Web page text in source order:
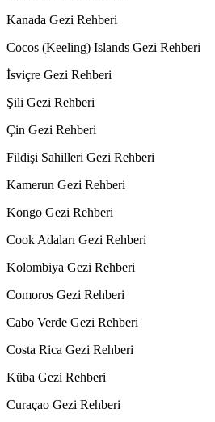
Kanada Gezi Rehberi
Cocos (Keeling) Islands Gezi Rehberi
İsviçre Gezi Rehberi
Şili Gezi Rehberi
Çin Gezi Rehberi
Fildişi Sahilleri Gezi Rehberi
Kamerun Gezi Rehberi
Kongo Gezi Rehberi
Cook Adaları Gezi Rehberi
Kolombiya Gezi Rehberi
Comoros Gezi Rehberi
Cabo Verde Gezi Rehberi
Costa Rica Gezi Rehberi
Küba Gezi Rehberi
Curaçao Gezi Rehberi